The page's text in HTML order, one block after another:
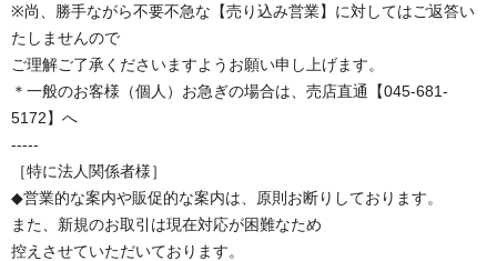
※尚、勝手ながら不要不急な【売り込み営業】に対してはご返答い
たしませんので
ご理解ご了承くださいますようお願い申し上げます。
＊一般のお客様（個人）お急ぎの場合は、売店直通【045-681-
5172】へ
-----
［特に法人関係者様］
◆営業的な案内や販促的な案内は、原則お断りしております。
また、新規のお取引は現在対応が困難なため
控えさせていただいております。